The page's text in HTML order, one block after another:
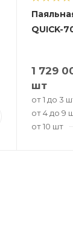
QUICK-
1 729
шт
от 1 до 3
от 4 до 9
от 10 шт